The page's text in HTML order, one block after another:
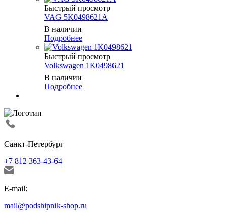
Быстрый просмотр
VAG 5K0498621A
В наличии
Подробнее
Быстрый просмотр
Volkswagen 1K0498621
В наличии
Подробнее
Санкт-Петербург
+7 812 363-43-64
E-mail:
mail@podshipnik-shop.ru